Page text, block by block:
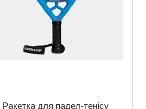
Ракетка для падел-тенісу